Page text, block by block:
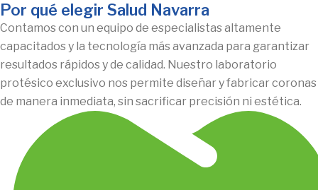
Por qué elegir Salud Navarra
Contamos con un equipo de especialistas altamente
capacitados y la tecnología más avanzada para garantizar
resultados rápidos y de calidad. Nuestro laboratorio
protésico exclusivo nos permite diseñar y fabricar coronas
de manera inmediata, sin sacrificar precisión ni estética.